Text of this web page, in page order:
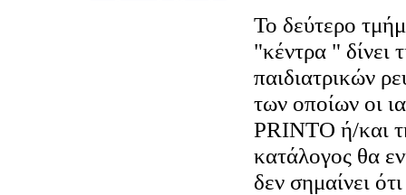
Το δεύτερο
"κέντρα " δίνει
παιδιατρικών
των οποίων οι
PRINTO ή/και
κατάλογος θα
δεν σημαίνει